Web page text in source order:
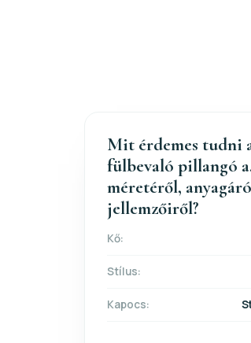
Mit érdemes tudni
fülbevaló pillangó
méretéről,
jellemzőiről?
Kő:
Stílus:
Kapocs: